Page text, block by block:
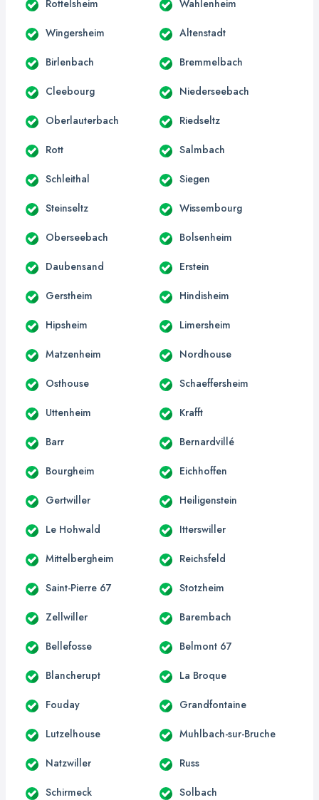
Rottelsheim Wahlenheim
Wingersheim Altenstadt
Birlenbach Bremmelbach
Cleebourg Niederseebach
Oberlauterbach Riedseltz
Rott Salmbach
Schleithal Siegen
Steinseltz Wissembourg
Oberseebach Bolsenheim
Daubensand Erstein
Gerstheim Hindisheim
Hipsheim Limersheim
Matzenheim Nordhouse
Osthouse Schaeffersheim
Uttenheim Krafft
Barr Bernardvillé
Bourgheim Eichhoffen
Gertwiller Heiligenstein
Le Hohwald Itterswiller
Mittelbergheim Reichsfeld
Saint-Pierre 67 Stotzheim
Zellwiller Barembach
Bellefosse Belmont 67
Blancherupt La Broque
Fouday Grandfontaine
Lutzelhouse Muhlbach-sur-Bruche
Natzwiller Russ
Schirmeck Solbach